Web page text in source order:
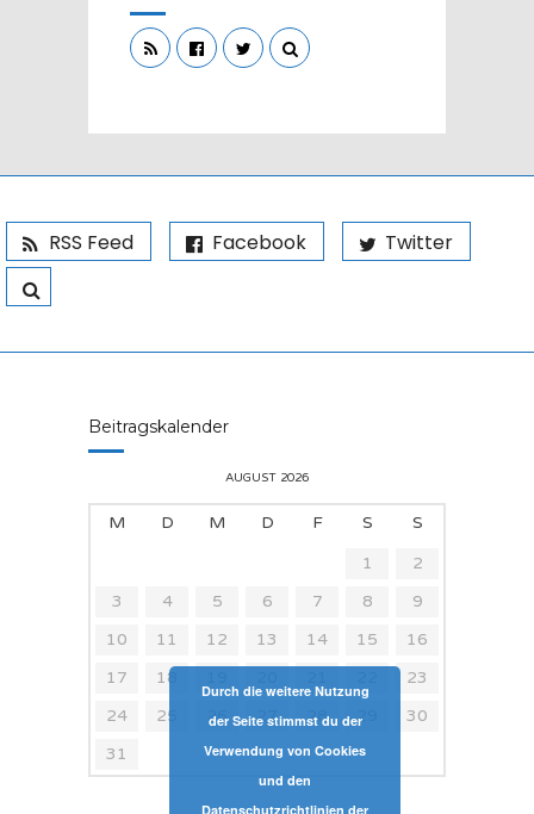
RSS Feed Facebook Twitter
Beitragskalender
AUGUST 2026
M D M D F S
S
1
2
3
4 5 6 7 8
9
10
11 12 13 14 15
16
17
18
23
24
25 26 27 28 29
30
31
Durch die weitere Nutzung
der Seite stimmst du der
Verwendung von Cookies
und den
Datenschutzrichtlinien der